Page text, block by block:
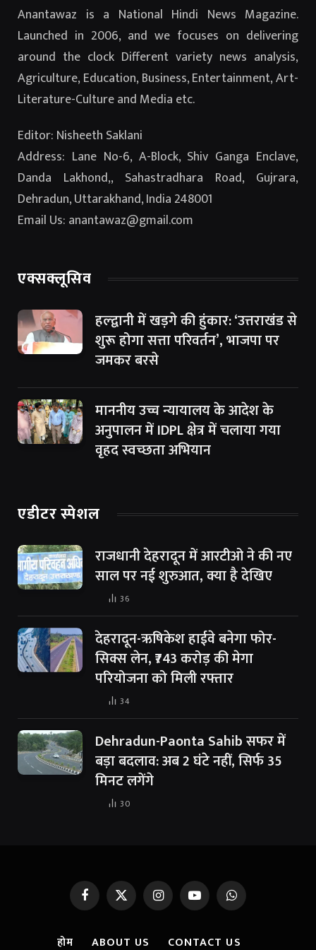
Anantawaz is a National Hindi News Magazine.
Launched in 2006, and we focuses on delivering
around the clock Different variety news analysis,
Agriculture, Education, Business, Entertainment, Art-
Literature-Culture and Media etc.
Editor: Nisheeth Saklani
Address: Lane No-6, A-Block, Shiv Ganga Enclave,
Danda Lakhond,, Sahastradhara Road, Gujrara,
Dehradun, Uttarakhand, India 248001
Email Us: anantawaz@gmail.com
एक्सक्लूसिव
हल्द्वानी में खड़गे की हुंकार: ‘उत्तराखंड से
शुरू होगा सत्ता परिवर्तन’, भाजपा पर
जमकर बरसे
माननीय उच्च न्यायालय के आदेश के
अनुपालन में IDPL क्षेत्र में चलाया गया
वृहद स्वच्छता अभियान
एडीटर स्पेशल
राजधानी देहरादून में आरटीओ ने की नए
साल पर नई शुरुआत, क्या है देखिए
36
देहरादून-ऋषिकेश हाईवे बनेगा फोर-
सिक्स लेन, ₹743 करोड़ की मेगा
परियोजना को मिली रफ्तार
34
Dehradun-Paonta Sahib सफर में
बड़ा बदलाव: अब 2 घंटे नहीं, सिर्फ 35
मिनट लगेंगे
30
FacebookX
(Twitter)
InstagramYouTubeWhatsApp
होम ABOUT US CONTACT US